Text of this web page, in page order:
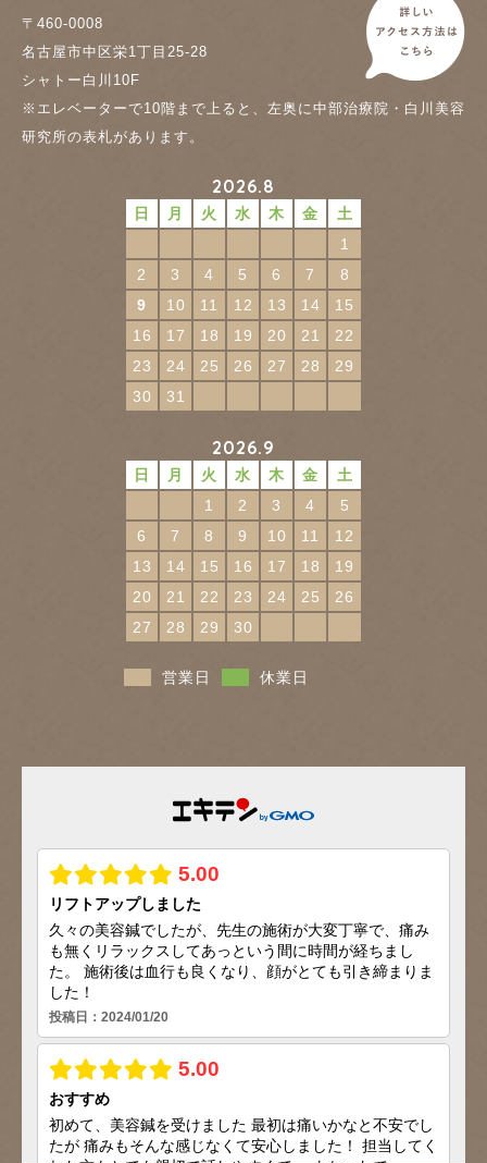
〒460-0008
名古屋市中区栄1丁目25-28
シャトー白川10F
※エレベーターで10階まで上ると、左奥に中部治療院・白川美容
研究所の表札があります。
2026.8
日 月 火 水 木 金
土
1
2
3 4 5 6 7
8
9
10 11 12 13 14
15
16
17 18 19 20 21
22
23
24 25 26 27 28
29
30
31
2026.9
日 月 火 水 木 金
土
1
2 3 4
5
6
7 8 9 10 11
12
13
14 15 16 17 18
19
20
21 22 23 24 25
26
27
28 29 30
営業日 休業日